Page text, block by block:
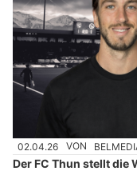
02.04.26 VON
Der FC Thun stellt die